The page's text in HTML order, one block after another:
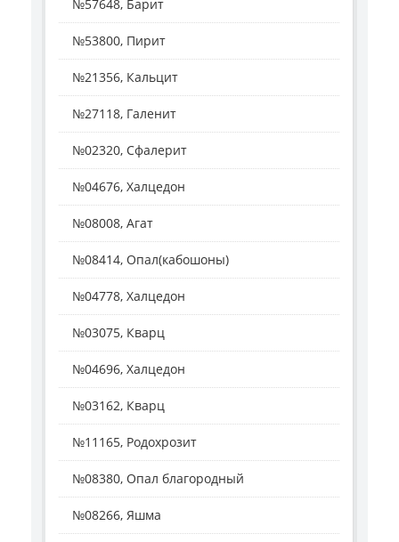
№57648, Барит
№53800, Пирит
№21356, Кальцит
№27118, Галенит
№02320, Сфалерит
№04676, Халцедон
№08008, Агат
№08414, Опал(кабошоны)
№04778, Халцедон
№03075, Кварц
№04696, Халцедон
№03162, Кварц
№11165, Родохрозит
№08380, Опал благородный
№08266, Яшма